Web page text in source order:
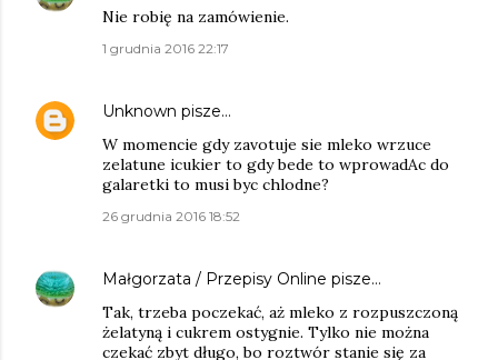
Nie robię na zamówienie.
1 grudnia 2016 22:17
Unknown pisze…
W momencie gdy zavotuje sie mleko wrzuce
zelatune icukier to gdy bede to wprowadAc do
galaretki to musi byc chlodne?
26 grudnia 2016 18:52
Małgorzata / Przepisy Online pisze…
Tak, trzeba poczekać, aż mleko z rozpuszczoną
żelatyną i cukrem ostygnie. Tylko nie można
czekać zbyt długo, bo roztwór stanie się za